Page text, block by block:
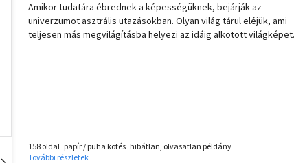
Amikor tudatára ébrednek a képességüknek, bejárják az
univerzumot asztrális utazásokban. Olyan világ tárul eléjük, ami
teljesen más megvilágításba helyezi az idáig alkotott világképet.
158 oldal･papír / puha kötés･hibátlan, olvasatlan példány
További részletek